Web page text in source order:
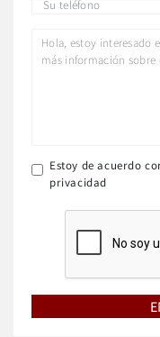
Estoy de acuerdo
privacidad